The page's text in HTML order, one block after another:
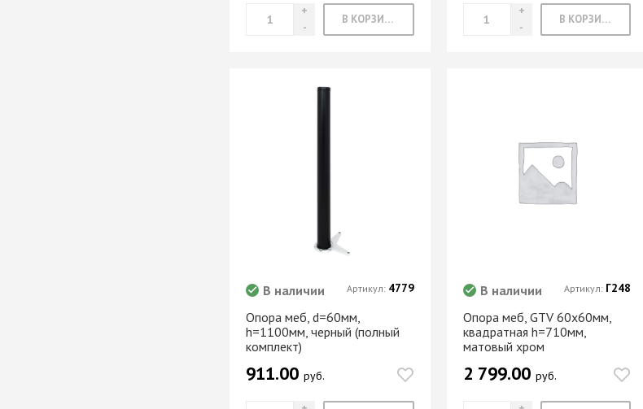
В КОРЗИНУ В КОРЗИНУ
Опора меб, d=60мм,
h=1100мм, черный (полный
комплект)
В наличии
911.00 руб.
Артикул: 4779
Опора меб, GTV 60х60мм,
квадратная h=710мм,
матовый хром
В наличии
2 799.00 руб.
Артикул: Г248